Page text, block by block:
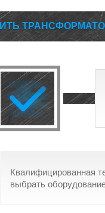
Квалифицированная
выбрать